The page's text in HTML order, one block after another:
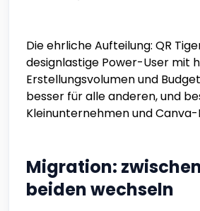
Die ehrliche Aufteilung: QR
designlastige Power-User mit
Erstellungsvolumen und
besser für alle anderen, und
Kleinunternehmen und Canva-
Migration:
beiden wechseln